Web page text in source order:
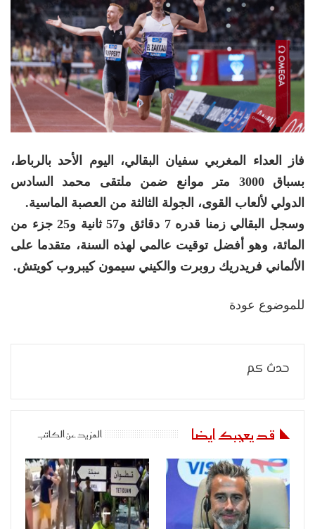
فاز العداء المغربي سفيان البقالي، اليوم الأحد بالرباط،
بسباق 3000 متر موانع ضمن ملتقى محمد السادس
الدولي لألعاب القوى، الجولة الثالثة من العصبة الماسية.
وسجل البقالي زمنا قدره 7 دقائق و57 ثانية و25 جزء من
المائة، وهو أفضل توقيت عالمي لهذه السنة، متقدما على
الألماني فريدريك روبرت والكيني سيمون كيبروب كويتش.
للموضوع عودة
حدث كم
قد يعجبك ايضا المزيد عن الكاتب